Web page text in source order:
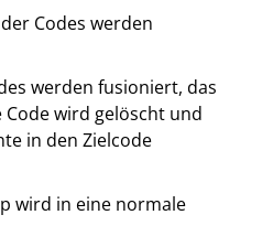
Codes werden
werden fusioniert, das
wird gelöscht und
in den Zielcode
wird in eine normale